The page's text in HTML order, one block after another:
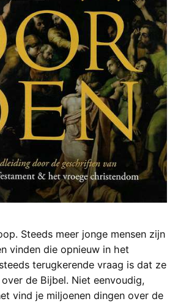
Steeds meer jonge mensen zijn
vinden die opnieuw in het
terugkerende vraag is dat ze
de Bijbel. Niet eenvoudig,
vind je miljoenen dingen over de